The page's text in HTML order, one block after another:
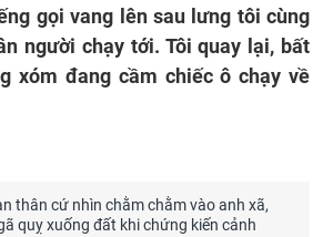
gọi vang lên sau lưng tôi cùng
người chạy tới. Tôi quay lại, bất
xóm đang cầm chiếc ô chạy về
thân cứ nhìn chằm chằm vào anh xã,
quỵ xuống đất khi chứng kiến cảnh